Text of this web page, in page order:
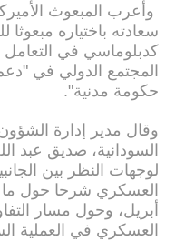
وأعرب المبعوث
سعادته باختياره
كدبلوماسي في التعامل
المجتمع الدولي في
حكومة مدنية".
وقال مدير إدارة الشؤون
السودانية، صديق عبد
لوجهات النظر بين
أبريل، وحول مسار
العسكري في العملية